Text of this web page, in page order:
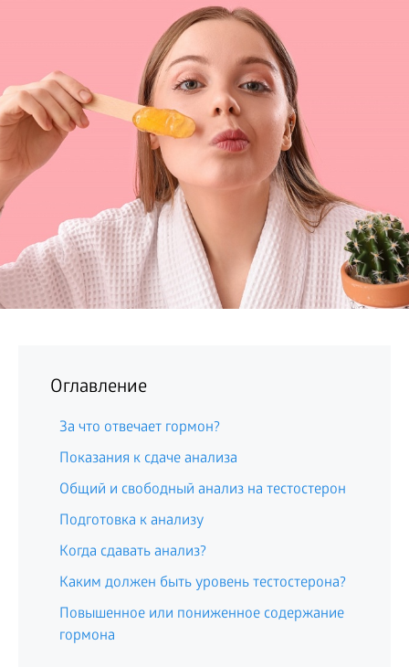
Оглавление
За что отвечает гормон?
Показания к сдаче анализа
Общий и свободный анализ на тестостерон
Подготовка к анализу
Когда сдавать анализ?
Каким должен быть уровень тестостерона?
Повышенное или пониженное содержание
гормона